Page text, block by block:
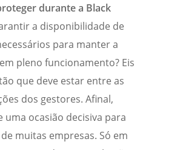
durante a Black
a disponibilidade de
para manter a
pleno funcionamento? Eis
que deve estar entre as
dos gestores. Afinal,
uma ocasião decisiva para
muitas empresas. Só em